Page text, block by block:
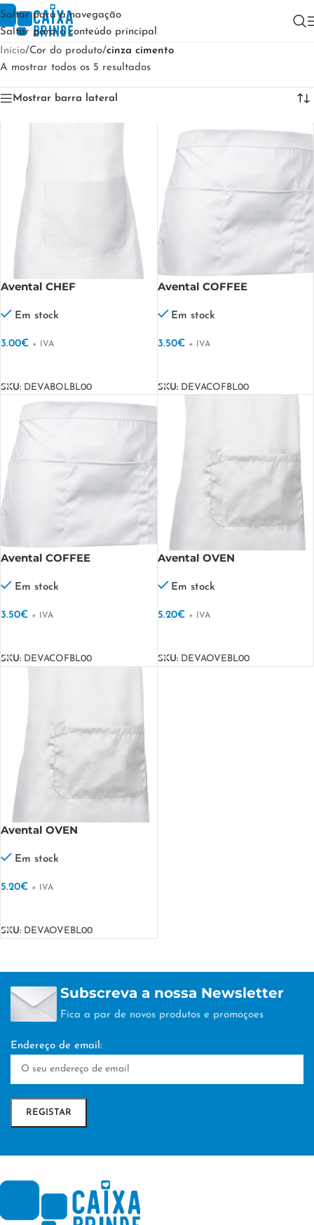
Saltar para a navegação
Saltar para o conteúdo principal
Início/Cor do produto/cinza cimento
A mostrar todos os 5 resultados
Mostrar barra lateral
Avental CHEF
Em stock
3.00€ + IVA
SKU: DEVABOLBL00
Avental COFFEE
Em stock
3.50€ + IVA
SKU: DEVACOFBL00
Avental COFFEE
Em stock
3.50€ + IVA
SKU: DEVACOFBL00
Avental OVEN
Em stock
5.20€ + IVA
SKU: DEVAOVEBL00
Avental OVEN
Em stock
5.20€ + IVA
SKU: DEVAOVEBL00
Subscreva a nossa Newsletter
Fica a par de novos produtos e promoçoes
Endereço de email: